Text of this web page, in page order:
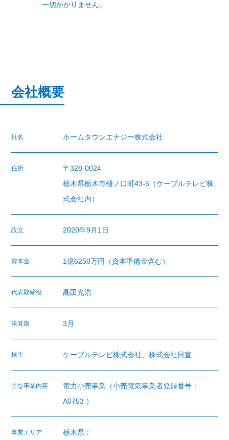
一切かかりません。
会社概要
社名 ホームタウンエナジー株式会社
住所
〒328-0024
栃木県栃木市樋ノ口町43-5（ケーブルテレビ株
式会社内）
設立 2020年9月1日
資本金 1億6250万円（資本準備金含む）
代表取締役 髙田光浩
決算期 3月
株主 ケーブルテレビ株式会社、株式会社日宣
主な事業内容
電力小売事業（小売電気事業者登録番号：
A0753 ）
事業エリア
栃木県：